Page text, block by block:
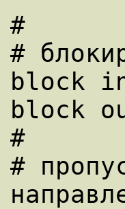
#
#
block
block
#
#